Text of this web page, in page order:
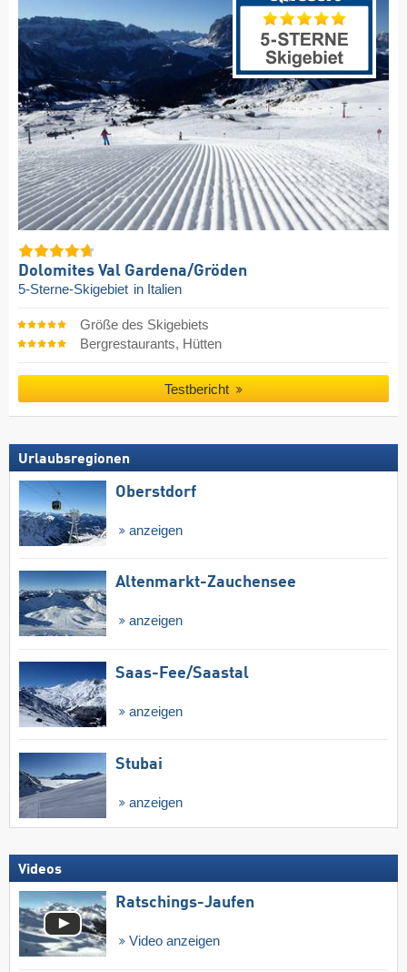
Dolomites Val Gardena/​Gröden
5-Sterne-Skigebiet in Italien
Größe des Skigebiets
Bergrestaurants, Hütten
Testbericht
Urlaubsregionen
Oberstdorf
anzeigen
Altenmarkt-Zauchensee
anzeigen
Saas-Fee/​Saastal
anzeigen
Stubai
anzeigen
Videos
Ratschings-Jaufen
Video anzeigen